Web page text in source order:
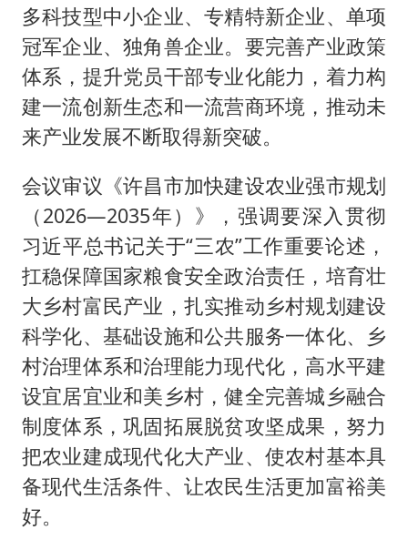
多科技型中小企业、专精特新企业、单项
冠军企业、独角兽企业。要完善产业政策
体系，提升党员干部专业化能力，着力构
建一流创新生态和一流营商环境，推动未
来产业发展不断取得新突破。
会议审议《许昌市加快建设农业强市规划
（2026—2035年）》，强调要深入贯彻
习近平总书记关于“三农”工作重要论述，
扛稳保障国家粮食安全政治责任，培育壮
大乡村富民产业，扎实推动乡村规划建设
科学化、基础设施和公共服务一体化、乡
村治理体系和治理能力现代化，高水平建
设宜居宜业和美乡村，健全完善城乡融合
制度体系，巩固拓展脱贫攻坚成果，努力
把农业建成现代化大产业、使农村基本具
备现代生活条件、让农民生活更加富裕美
好。